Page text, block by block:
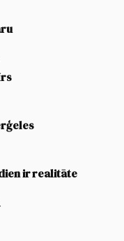
ir realitāte